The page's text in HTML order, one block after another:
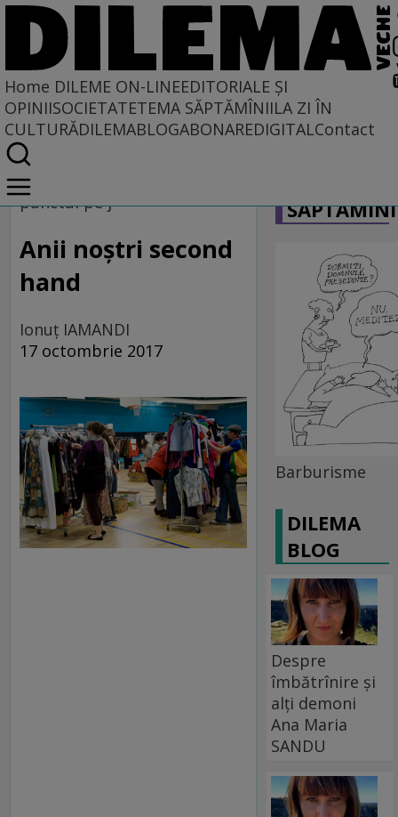
Home DILEME ON-LINEEDITORIALE ȘI
OPINIISOCIETATETEMA SĂPTĂMÎNIILA ZI ÎN
CULTURĂDILEMABLOGABONAREDIGITALContact
Home
Dileme on-line
punctul pe j
Anii noştri second
hand
Ionuţ IAMANDI
17 octombrie 2017
Barburisme
DILEMA
BLOG
Despre
îmbătrînire și
alți demoni
Ana Maria
SANDU